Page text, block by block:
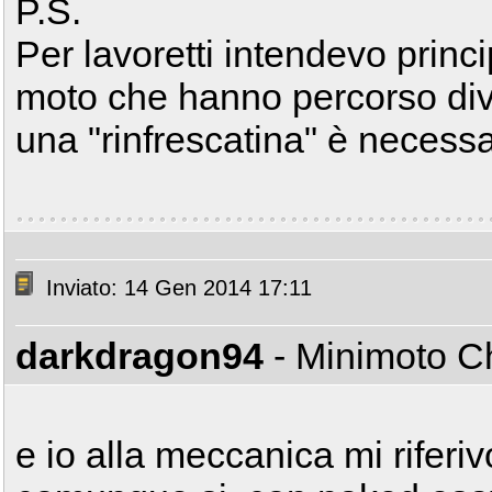
P.S.
Per lavoretti intendevo
moto che hanno percorso
una "rinfrescatina" è
Inviato: 14 Gen 2014 17:11
darkdragon94 - Minimoto
e io alla meccanica mi